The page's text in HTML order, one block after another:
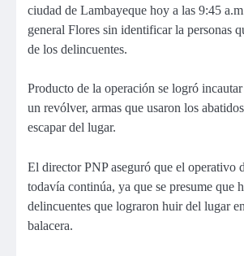
ciudad de Lambayeque hoy a las 9:45
general Flores sin identificar la personas
de los delincuentes.
Producto de la operación se logró
un revólver, armas que usaron los
escapar del lugar.
El director PNP aseguró que el operativo
todavía continúa, ya que se presume que
delincuentes que lograron huir del lugar
balacera.